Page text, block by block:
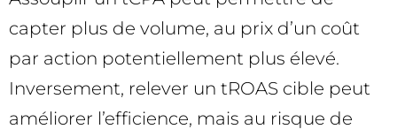
capter plus de volume, au prix d’un coût
par action potentiellement plus élevé.
Inversement, relever un tROAS cible peut
améliorer l’efficience, mais au risque de